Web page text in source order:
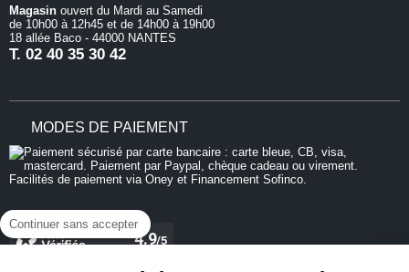
Continuer sans accepter
Magasin ouvert du Mardi au Samedi
de 10h00 à 12h45 et de 14h00 à 19h00
18 allée Baco - 44000 NANTES
T. 02 40 35 30 42
MODES DE PAIEMENT